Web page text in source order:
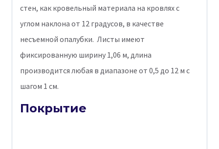
стен, как кровельный материала на кровлях с
углом наклона от 12 градусов, в качестве
несъемной опалубки. Листы имеют
фиксированную ширину 1,06 м, длина
производится любая в диапазоне от 0,5 до 12 м с
шагом 1 см.
Покрытие